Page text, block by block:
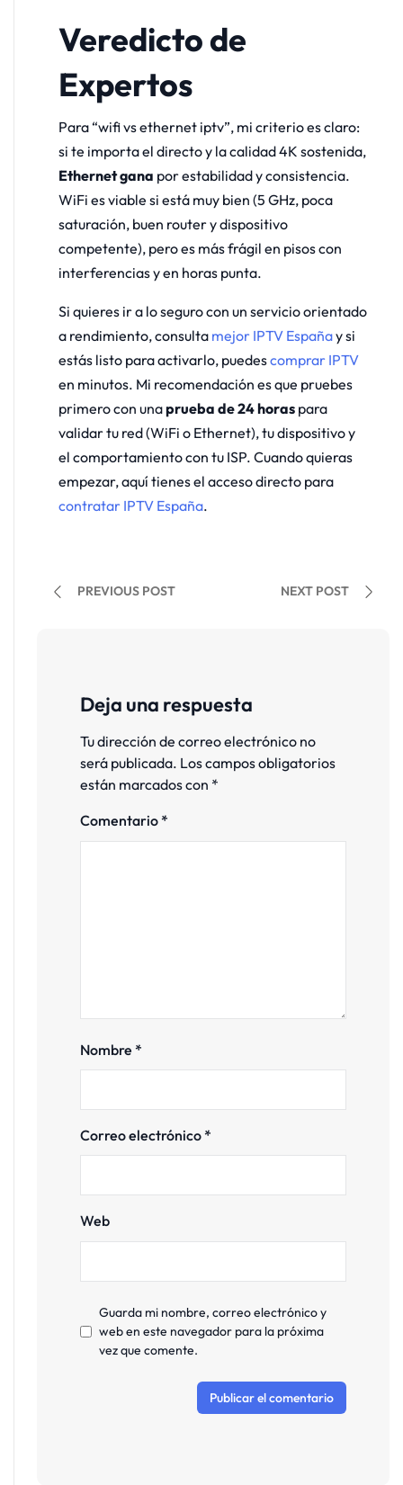
Veredicto de
Expertos
Para “wifi vs ethernet iptv”, mi criterio es claro:
si te importa el directo y la calidad 4K sostenida,
Ethernet gana por estabilidad y consistencia.
WiFi es viable si está muy bien (5 GHz, poca
saturación, buen router y dispositivo
competente), pero es más frágil en pisos con
interferencias y en horas punta.
Si quieres ir a lo seguro con un servicio orientado
a rendimiento, consulta mejor IPTV Españay si
estás listo para activarlo, puedescomprar IPTV
en minutos. Mi recomendación es que pruebes
primero con unaprueba de 24 horas para
validar tu red (WiFi o Ethernet), tu dispositivo y
el comportamiento con tu ISP. Cuando quieras
empezar, aquí tienes el acceso directo para
contratar IPTV España.
PREVIOUS POST NEXT POST
Deja una respuesta
Tu dirección de correo electrónico no
será publicada. Los campos obligatorios
están marcados con *
Comentario*
Nombre*
Correo electrónico*
Web
Guarda mi nombre, correo electrónico y
web en este navegador para la próxima
vez que comente.